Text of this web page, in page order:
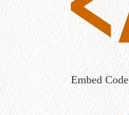
Embed Code